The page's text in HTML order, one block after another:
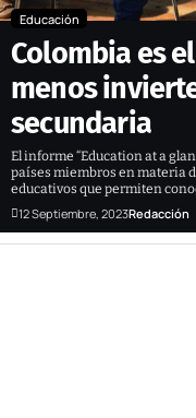
Educación
Colombia es
menos
secundaria
El informe “Education at a
países miembros en materia
educativos que permiten
12 Septiembre, 2023Redacción